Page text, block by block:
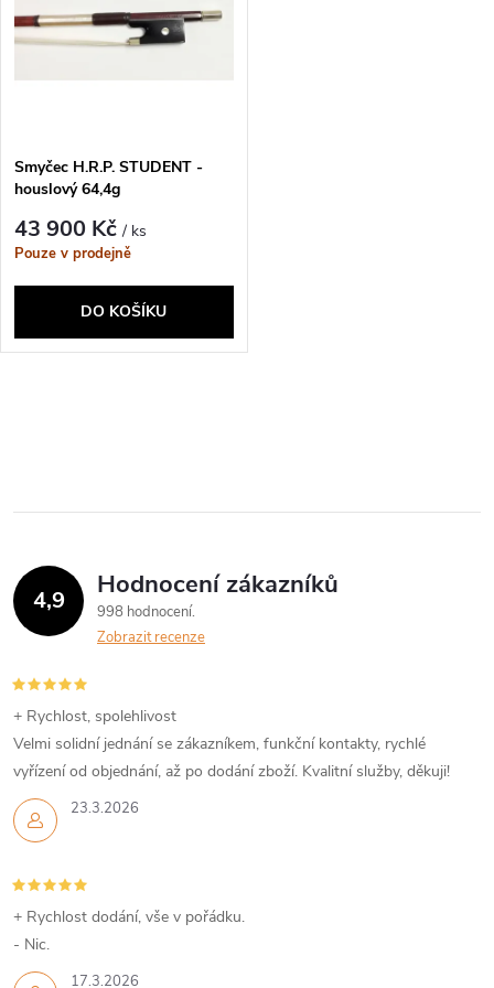
e
n
p
r
o
d
t
ů
Abecedně
p
i
s
p
r
ů
Smyčec H.R.P. STUDENT -
houslový 64,4g
43 900 Kč/ ks
Pouze v prodejně
DO KOŠÍKU
l
d
a
c
í
p
r
k
y
4,9 Hodnocení zákazníků
998 hodnocení
Zobrazit recenze
23.3.2026
+ Rychlost, spolehlivost
Velmi solidní jednání se zákazníkem, funkční kontakty, rychlé
vyřízení od objednání, až po dodání zboží. Kvalitní služby, děkuji!
17.3.2026
+ Rychlost dodání, vše v pořádku.
- Nic.